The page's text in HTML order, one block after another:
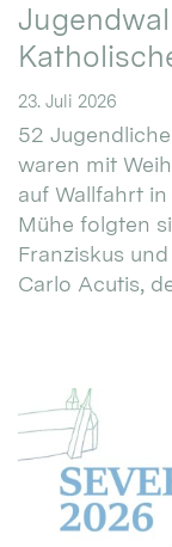
23. Juli 2026
52
waren mit
auf Wallfahrt
Mühe folgten
Franziskus
Carlo Acutis,